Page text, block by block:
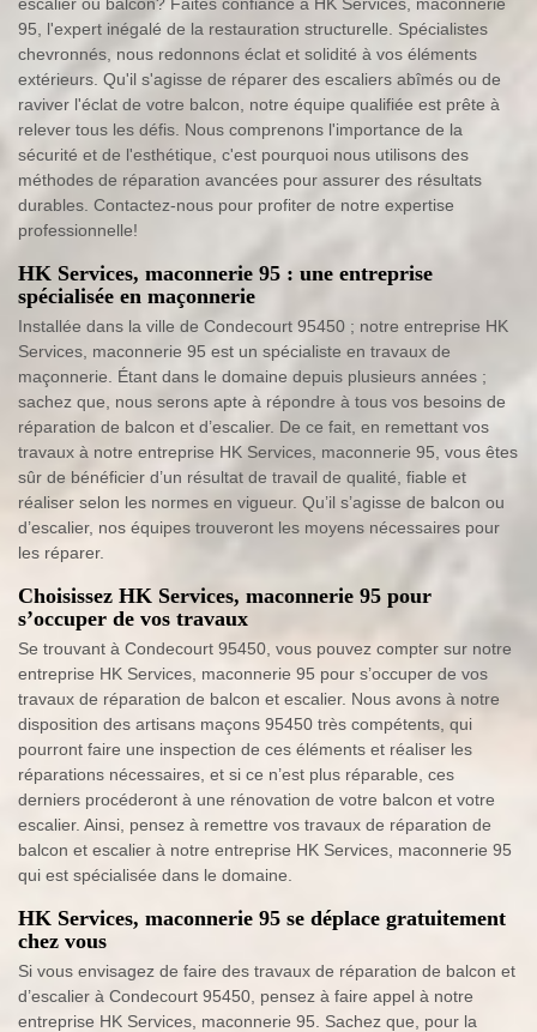
escalier ou balcon? Faites confiance à HK Services, maconnerie
95, l'expert inégalé de la restauration structurelle. Spécialistes
chevronnés, nous redonnons éclat et solidité à vos éléments
extérieurs. Qu'il s'agisse de réparer des escaliers abîmés ou de
raviver l'éclat de votre balcon, notre équipe qualifiée est prête à
relever tous les défis. Nous comprenons l'importance de la
sécurité et de l'esthétique, c'est pourquoi nous utilisons des
méthodes de réparation avancées pour assurer des résultats
durables. Contactez-nous pour profiter de notre expertise
professionnelle!
HK Services, maconnerie 95 : une entreprise
spécialisée en maçonnerie
Installée dans la ville de Condecourt 95450 ; notre entreprise HK
Services, maconnerie 95 est un spécialiste en travaux de
maçonnerie. Étant dans le domaine depuis plusieurs années ;
sachez que, nous serons apte à répondre à tous vos besoins de
réparation de balcon et d’escalier. De ce fait, en remettant vos
travaux à notre entreprise HK Services, maconnerie 95, vous êtes
sûr de bénéficier d’un résultat de travail de qualité, fiable et
réaliser selon les normes en vigueur. Qu’il s’agisse de balcon ou
d’escalier, nos équipes trouveront les moyens nécessaires pour
les réparer.
Choisissez HK Services, maconnerie 95 pour
s’occuper de vos travaux
Se trouvant à Condecourt 95450, vous pouvez compter sur notre
entreprise HK Services, maconnerie 95 pour s’occuper de vos
travaux de réparation de balcon et escalier. Nous avons à notre
disposition des artisans maçons 95450 très compétents, qui
pourront faire une inspection de ces éléments et réaliser les
réparations nécessaires, et si ce n’est plus réparable, ces
derniers procéderont à une rénovation de votre balcon et votre
escalier. Ainsi, pensez à remettre vos travaux de réparation de
balcon et escalier à notre entreprise HK Services, maconnerie 95
qui est spécialisée dans le domaine.
HK Services, maconnerie 95 se déplace gratuitement
chez vous
Si vous envisagez de faire des travaux de réparation de balcon et
d’escalier à Condecourt 95450, pensez à faire appel à notre
entreprise HK Services, maconnerie 95. Sachez que, pour la